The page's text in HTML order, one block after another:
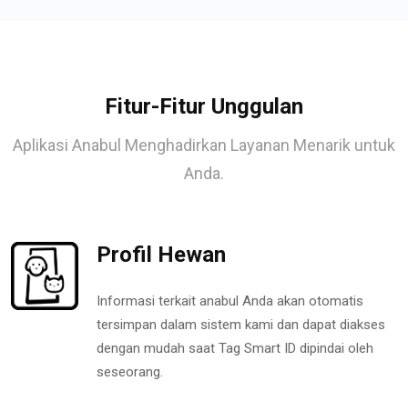
Fitur-Fitur Unggulan
Aplikasi Anabul Menghadirkan Layanan Menarik untuk
Anda.
Profil Hewan
Informasi terkait anabul Anda akan otomatis
tersimpan dalam sistem kami dan dapat diakses
dengan mudah saat Tag Smart ID dipindai oleh
seseorang.